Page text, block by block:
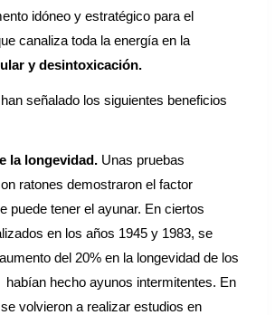
idóneo y estratégico para el
canaliza toda la energía en la
y desintoxicación.
señalado los siguientes beneficios
la longevidad. Unas pruebas
ratones demostraron el factor
puede tener el ayunar. En ciertos
en los años 1945 y 1983, se
del 20% en la longevidad de los
habían hecho ayunos intermitentes. En
volvieron a realizar estudios en